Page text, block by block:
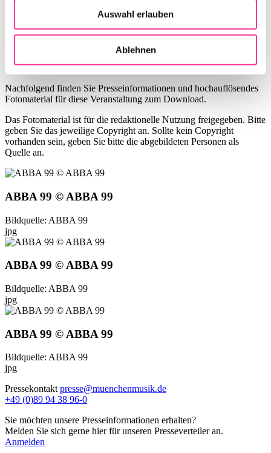
Auswahl erlauben
Ablehnen
Pressematerial
ABBA 99 2024/25
Nachfolgend finden Sie Presseinformationen und hochauflösendes
Fotomaterial für diese Veranstaltung zum Download.
Das Fotomaterial ist für die redaktionelle Nutzung freigegeben. Bitte
geben Sie das jeweilige Copyright an. Sollte kein Copyright
vorhanden sein, geben Sie bitte die abgebildeten Personen als
Quelle an.
ABBA 99 © ABBA 99
Bildquelle: ABBA 99
jpg
ABBA 99 © ABBA 99
Bildquelle: ABBA 99
jpg
ABBA 99 © ABBA 99
Bildquelle: ABBA 99
jpg
Pressekontakt presse@muenchenmusik.de
+49 (0)89 94 38 96-0
Sie möchten unsere Presseinformationen erhalten?
Melden Sie sich gerne hier für unseren Presseverteiler an.
Anmelden